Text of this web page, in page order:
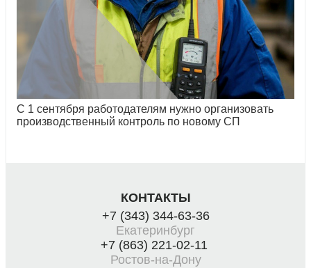
С 1 сентября работодателям нужно организовать
производственный контроль по новому СП
КОНТАКТЫ
+7 (343) 344-63-36
Екатеринбург
+7 (863) 221-02-11
Ростов-на-Дону